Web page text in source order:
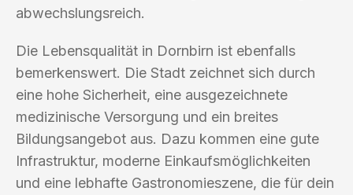
abwechslungsreich.
Die Lebensqualität in Dornbirn ist ebenfalls
bemerkenswert. Die Stadt zeichnet sich durch
eine hohe Sicherheit, eine ausgezeichnete
medizinische Versorgung und ein breites
Bildungsangebot aus. Dazu kommen eine gute
Infrastruktur, moderne Einkaufsmöglichkeiten
und eine lebhafte Gastronomieszene, die für dein